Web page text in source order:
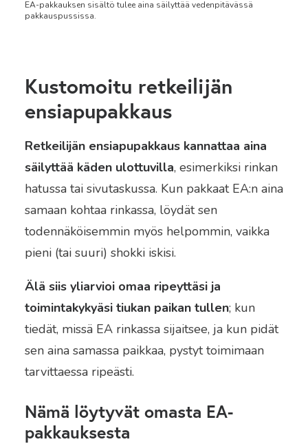
EA-pakkauksen sisältö tulee aina säilyttää vedenpitävässä
pakkauspussissa.
Kustomoitu retkeilijän
ensiapupakkaus
Retkeilijän ensiapupakkaus kannattaa aina
säilyttää käden ulottuvilla, esimerkiksi rinkan
hatussa tai sivutaskussa. Kun pakkaat EA:n aina
samaan kohtaa rinkassa, löydät sen
todennäköisemmin myös helpommin, vaikka
pieni (tai suuri) shokki iskisi.
Älä siis yliarvioi omaa ripeyttäsi ja
toimintakykyäsi tiukan paikan tullen; kun
tiedät, missä EA rinkassa sijaitsee, ja kun pidät
sen aina samassa paikkaa, pystyt toimimaan
tarvittaessa ripeästi.
Nämä löytyvät omasta EA-
pakkauksesta